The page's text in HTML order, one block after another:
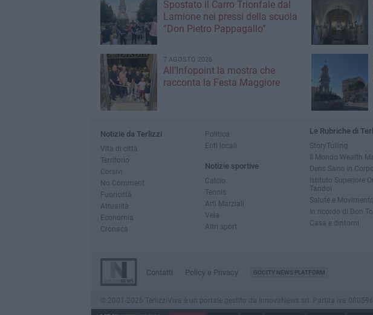
Spostato il Carro Trionfale dal
Lamione nei pressi della scuola
“Don Pietro Pappagallo”
7 AGOSTO 2026
All’Infopoint la mostra che
racconta la Festa Maggiore
Notizie da Terlizzi
Vita di città
Territorio
Corsivi
No Comment
Fuoricittà
Attualità
Economia
Cronaca
Politica
Enti locali
Notizie sportive
Calcio
Tennis
Arti Marziali
Vela
Altri sport
Le Rubriche di
StoryTulling
Il Mondo Wealth
Dens Sano in
Istituto Superiore
Tandoi
Salute e Movimento
In ricordo di Don
Casa e dintorni
Contatti Policy e Privacy GOCITY NEWS PLATFORM
© 2001-2026 TerlizziViva è un portale gestito da InnovaNews srl. Partita iva